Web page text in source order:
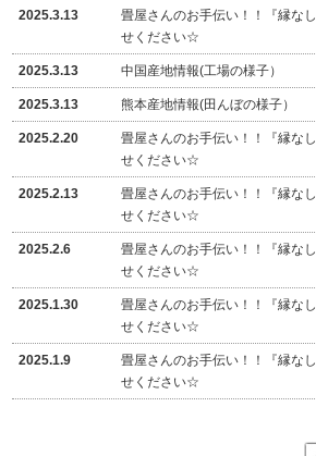
2025.3.13
畳屋さんのお手伝い！！『縁な
せください☆
2025.3.13 中国産地情報(工場の様子）
2025.3.13 熊本産地情報(田んぼの様子）
2025.2.20
畳屋さんのお手伝い！！『縁な
せください☆
2025.2.13
畳屋さんのお手伝い！！『縁な
せください☆
2025.2.6
畳屋さんのお手伝い！！『縁な
せください☆
2025.1.30
畳屋さんのお手伝い！！『縁な
せください☆
2025.1.9
畳屋さんのお手伝い！！『縁な
せください☆